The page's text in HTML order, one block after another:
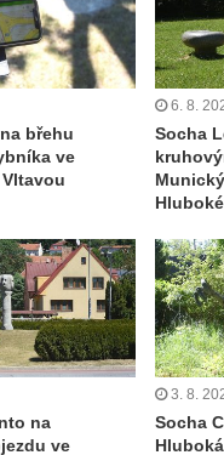
nad Ploučnicí
na hřbitově v Benešově
Sommera na hřbitově v
nad Ploučnicí
Janiche na hřbitově v
nad Ploučnicí
Panayiotise na
v Benešově nad Ploučnicí
Wünsche na hřbitově v
nad Ploučnicí
Marie Bolestné v Benešově
břehu
ve
6. 8.
Socha
na
ve
3. 8.
Socha
Hluboká